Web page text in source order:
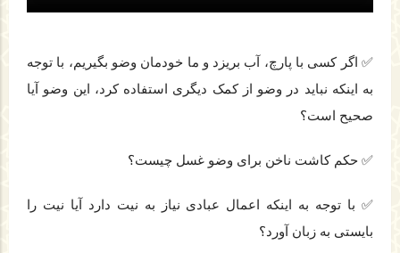
✅ اگر کسی با پارچ، آب بریزد و ما خودمان وضو بگیریم، با توجه
به اینکه نباید در وضو از کمک دیگری استفاده کرد، این وضو آیا
صحیح است؟
✅ حکم کاشت ناخن برای وضو غسل چیست؟
✅ با توجه به اینکه اعمال عبادی نیاز به نیت دارد آیا نیت را
بایستی به زبان آورد؟